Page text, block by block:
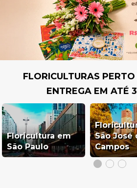
FLORICULTURAS
ENTREGA EM ATÉ
Floricultura em
São Paulo
São José
Campos